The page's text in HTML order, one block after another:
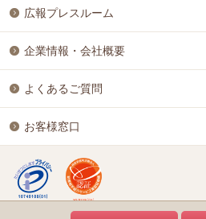
広報プレスルーム
企業情報・会社概要
よくあるご質問
お客様窓口